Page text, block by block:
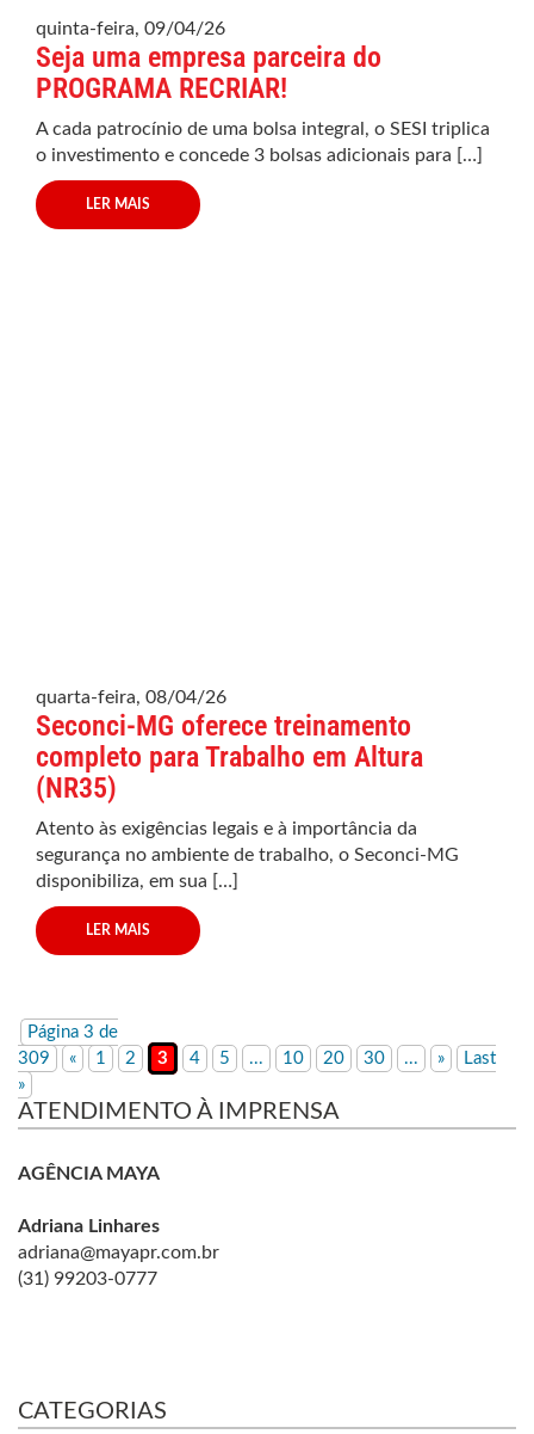
quinta-feira, 09/04/26
Seja uma empresa parceira do
PROGRAMA RECRIAR!
A cada patrocínio de uma bolsa integral, o SESI triplica
o investimento e concede 3 bolsas adicionais para […]
LER MAIS
quarta-feira, 08/04/26
Seconci-MG oferece treinamento
completo para Trabalho em Altura
(NR35)
Atento às exigências legais e à importância da
segurança no ambiente de trabalho, o Seconci-MG
disponibiliza, em sua […]
LER MAIS
Página 3 de
309
« 1 2 3 4 5 ... 10 20 30 ... »
Last
»
ATENDIMENTO À IMPRENSA
AGÊNCIA MAYA
Adriana Linhares
adriana@mayapr.com.br
(31) 99203-0777
CATEGORIAS